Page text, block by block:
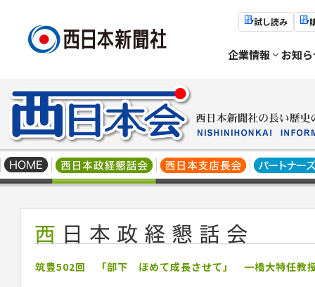
試し読み
企業情報 お知
筑豊502回 「部下 ほめて成長させて」 一橋大特任教